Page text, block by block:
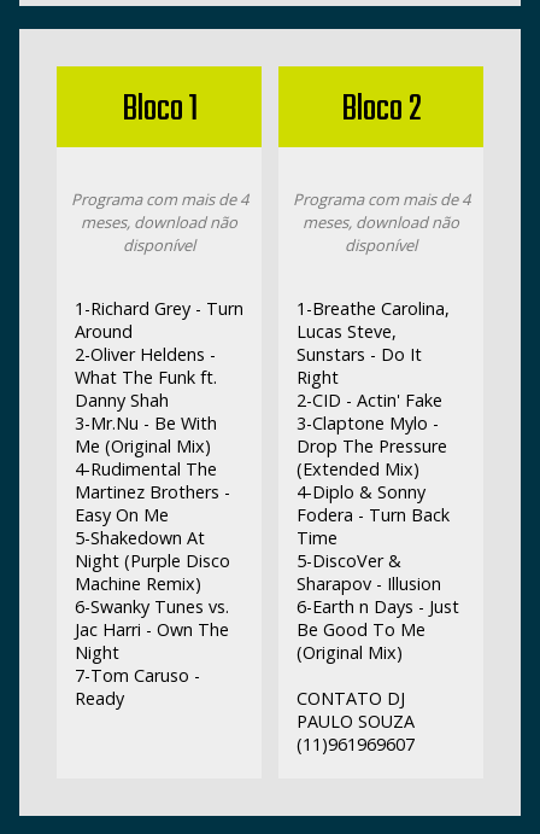
Bloco 1
Programa com mais de 4
meses, download não
disponível
1-Richard Grey - Turn
Around
2-Oliver Heldens -
What The Funk ft.
Danny Shah
3-Mr.Nu - Be With
Me (Original Mix)
4-Rudimental The
Martinez Brothers -
Easy On Me
5-Shakedown At
Night (Purple Disco
Machine Remix)
6-Swanky Tunes vs.
Jac Harri - Own The
Night
7-Tom Caruso -
Ready
Bloco 2
Programa com mais de 4
meses, download não
disponível
1-Breathe Carolina,
Lucas Steve,
Sunstars - Do It
Right
2-CID - Actin' Fake
3-Claptone Mylo -
Drop The Pressure
(Extended Mix)
4-Diplo & Sonny
Fodera - Turn Back
Time
5-DiscoVer &
Sharapov - Illusion
6-Earth n Days - Just
Be Good To Me
(Original Mix)
CONTATO DJ
PAULO SOUZA
(11)961969607